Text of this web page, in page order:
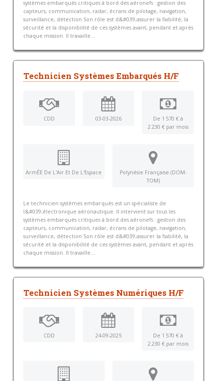
systèmes embarqués critiques à bord des aéronefs : gestion des
capteurs, communication, radar, écrans de pilotage, navigation,
surveillance, détection Son rôle est d&#039;assurer la fiabilité, la
sécurité et la disponibilité de ces systèmes avant, pendant et après
chaque mission. Il travaille...
Technicien Systèmes Embarqués H/F
CDD 03-03-2026
De 1 570 € à
2 230 € par mois
ArmÉE De L'Air Et De L'Espace
Polynésie Française (DOM-
TOM)
Le technicien systèmes embarqués est un spécialiste de
l&#039;électronique aéronautique. Il intervient sur tous les
systèmes embarqués critiques à bord des aéronefs : gestion des
capteurs, communication, radar, écrans de pilotage, navigation,
surveillance, détection Son rôle est d&#039;assurer la fiabilité, la
sécurité et la disponibilité de ces systèmes avant, pendant et après
chaque mission. Il travaille...
Technicien Systèmes Numériques H/F
CDD 24-09-2025
De 1 570 € à
2 230 € par mois